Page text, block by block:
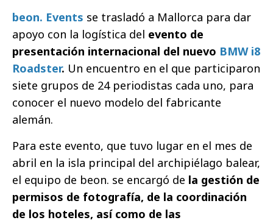
beon. Events se trasladó a Mallorca para dar
apoyo con la logística del evento de
presentación internacional del nuevo BMW i8
Roadster. Un encuentro en el que participaron
siete grupos de 24 periodistas cada uno, para
conocer el nuevo modelo del fabricante
alemán.
Para este evento, que tuvo lugar en el mes de
abril en la isla principal del archipiélago balear,
el equipo de beon. se encargó de la gestión de
permisos de fotografía, de la coordinación
de los hoteles, así como de las